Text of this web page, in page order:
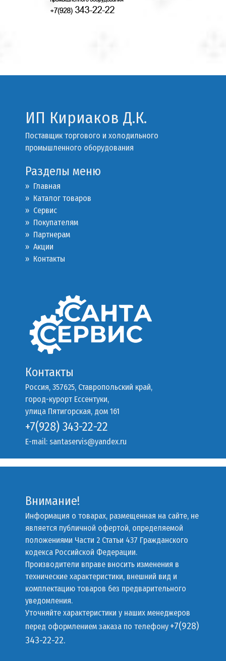
ИП Кириаков Д.К.
Поставщик торгового и холодильного
промышленного оборудования
Разделы меню
» Главная
» Каталог товаров
» Сервис
» Покупателям
» Партнерам
» Акции
» Контакты
Контакты
Россия, 357625, Ставропольский край,
город-курорт Ессентуки,
улица Пятигорская, дом 161
+7(928) 343-22-22
E-mail: santaservis@yandex.ru
Внимание!
Информация о товарах, размещенная на сайте, не
является публичной офертой, определяемой
положениями Части 2 Статьи 437 Гражданского
кодекса Российской Федерации.
Производители вправе вносить изменения в
технические характеристики, внешний вид и
комплектацию товаров без предварительного
уведомления.
Уточняйте характеристики у наших менеджеров
перед оформлением заказа по телефону +7(928)
343-22-22.